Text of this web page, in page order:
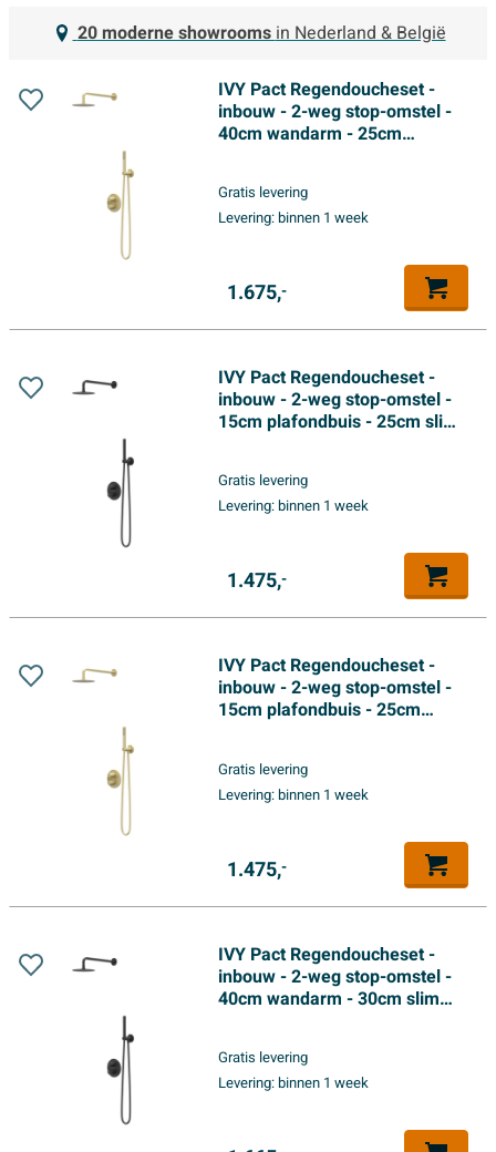
IVY Pact Regendoucheset -
inbouw - 2-weg stop-omstel -
40cm wandarm - 25cm
doucheslang - 3-standen
handdouche - Geborsteld mat
Gratis levering
Levering:binnen 1 week
1.675,-
IVY Pact Regendoucheset -
inbouw - 2-weg stop-omstel -
15cm plafondbuis - 25cm slim
doucheslang - staafmodel
handdouche - Mat zwart PED
Gratis levering
Levering:binnen 1 week
1.475,-
IVY Pact Regendoucheset -
inbouw - 2-weg stop-omstel -
15cm plafondbuis - 25cm
doucheslang - 3-standen
handdouche - Geborsteld mat
Gratis levering
Levering:binnen 1 week
1.475,-
IVY Pact Regendoucheset -
inbouw - 2-weg stop-omstel -
40cm wandarm - 30cm slim
doucheslang - staafmodel
handdouche - Mat zwart PED
Gratis levering
Levering:binnen 1 week
20 moderne showroomsin Nederland & België